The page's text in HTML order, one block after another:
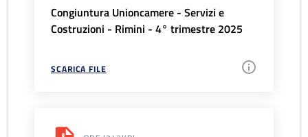
Congiuntura Unioncamere - Servizi e
Costruzioni - Rimini - 4° trimestre 2025
SCARICA FILE